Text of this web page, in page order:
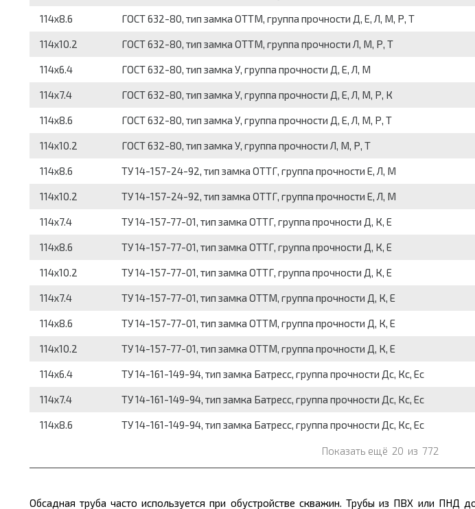
114x8.6 ГОСТ 632-80, тип замка ОТТМ, группа прочности Д, Е, Л, М, Р, Т
114x10.2 ГОСТ 632-80, тип замка ОТТМ, группа прочности Л, М, Р, Т
114x6.4 ГОСТ 632-80, тип замка У, группа прочности Д, Е, Л, М
114x7.4 ГОСТ 632-80, тип замка У, группа прочности Д, Е, Л, М, Р, К
114x8.6 ГОСТ 632-80, тип замка У, группа прочности Д, Е, Л, М, Р, Т
114x10.2 ГОСТ 632-80, тип замка У, группа прочности Л, М, Р, Т
114x8.6 ТУ 14-157-24-92, тип замка ОТТГ, группа прочности Е, Л, М
114x10.2 ТУ 14-157-24-92, тип замка ОТТГ, группа прочности Е, Л, М
114x7.4 ТУ 14-157-77-01, тип замка ОТТГ, группа прочности Д, К, Е
114x8.6 ТУ 14-157-77-01, тип замка ОТТГ, группа прочности Д, К, Е
114x10.2 ТУ 14-157-77-01, тип замка ОТТГ, группа прочности Д, К, Е
114x7.4 ТУ 14-157-77-01, тип замка ОТТМ, группа прочности Д, К, Е
114x8.6 ТУ 14-157-77-01, тип замка ОТТМ, группа прочности Д, К, Е
114x10.2 ТУ 14-157-77-01, тип замка ОТТМ, группа прочности Д, К, Е
114x6.4 ТУ 14-161-149-94, тип замка Батресс, группа прочности Дс, Кс, Ес
114x7.4 ТУ 14-161-149-94, тип замка Батресс, группа прочности Дс, Кс, Ес
114x8.6 ТУ 14-161-149-94, тип замка Батресс, группа прочности Дс, Кс, Ес
Показать ещё 20 из 772
Обсадная труба часто используется при обустройстве скважин. Трубы из ПВХ или ПНД